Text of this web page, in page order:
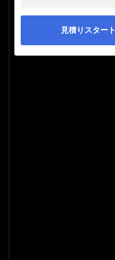
見積りスタート